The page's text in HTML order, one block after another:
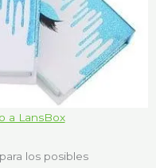
a LansBox
los posibles